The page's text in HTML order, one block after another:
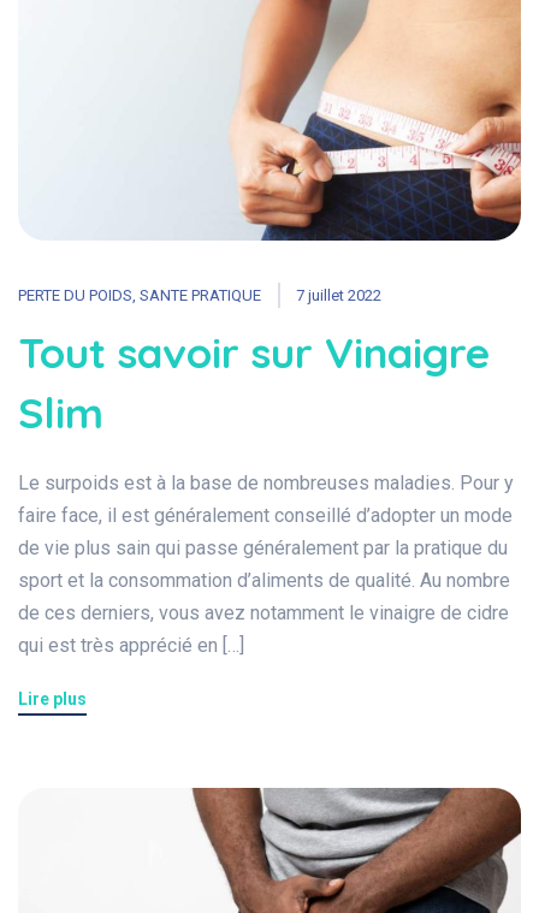
PERTE DU POIDS, SANTE PRATIQUE 7 juillet 2022
Tout savoir sur Vinaigre
Slim
Le surpoids est à la base de nombreuses maladies. Pour y
faire face, il est généralement conseillé d’adopter un mode
de vie plus sain qui passe généralement par la pratique du
sport et la consommation d’aliments de qualité. Au nombre
de ces derniers, vous avez notamment le vinaigre de cidre
qui est très apprécié en […]
Lire plus